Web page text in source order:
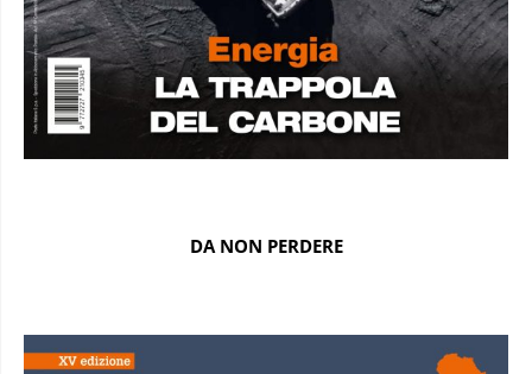
DA NON PERDERE